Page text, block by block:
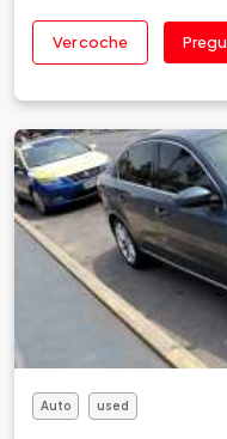
Ver coche
Auto used